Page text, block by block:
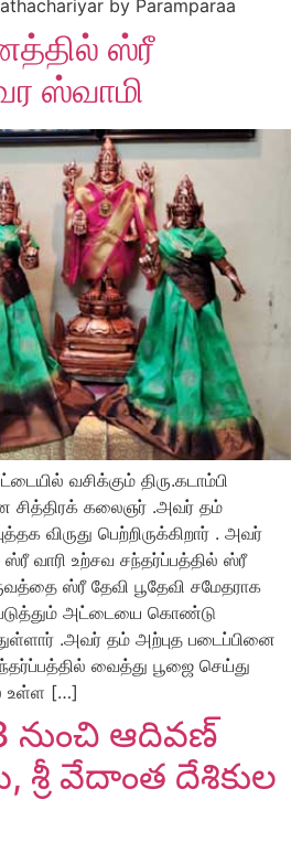
by Paramparaa
ஸ்ரீ
ஸ்வாமி
வசிக்கும் திரு.கடாம்பி
சித்திரக் கலைஞர் .அவர் தம்
விருது பெற்றிருக்கிறார் . அவர்
வாரி உற்சவ சந்தர்ப்பத்தில் ஸ்ரீ
ஸ்ரீ தேவி பூதேவி சமேதராக
அட்டையை கொண்டு
.அவர் தம் அற்புத படைப்பினை
வைத்து பூஜை செய்து
உள்ள […]
నుంచి ఆదివణ్‌
వేదాంత దేశికుల